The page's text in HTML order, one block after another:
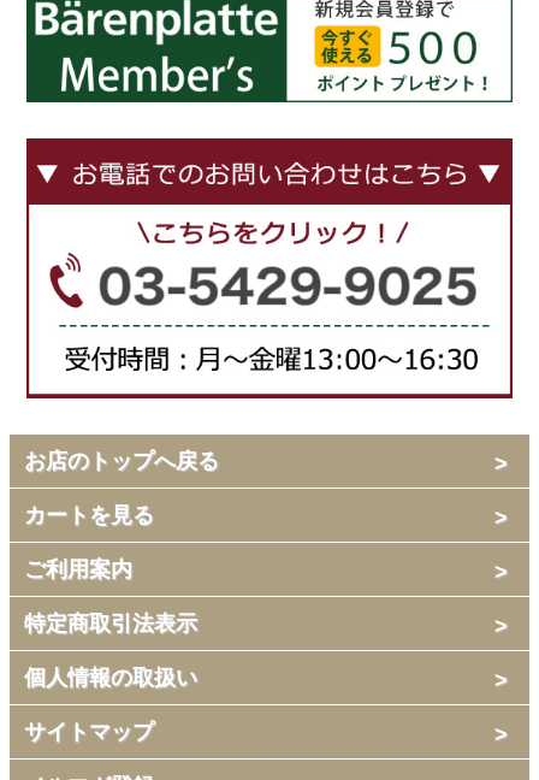
お店のトップへ戻る
カートを見る
ご利用案内
特定商取引法表示
個人情報の取扱い
サイトマップ